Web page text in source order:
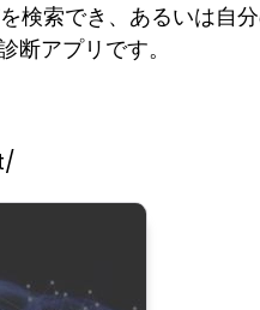
検索でき、あるいは自
アプリです。